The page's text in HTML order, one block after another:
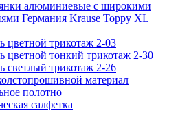
алюминиевые c широкими
Германия Krause Toppy XL
цветной трикотаж 2-03
цветной тонкий трикотаж 2-30
светлый трикотаж 2-26
материал
полотно
салфетка